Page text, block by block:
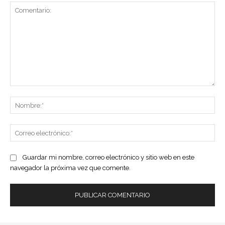
Guardar mi nombre, correo electrónico y sitio web en este
navegador la próxima vez que comente.